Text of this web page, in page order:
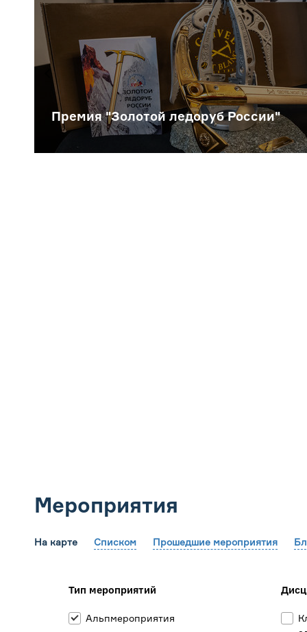
Премия "Золотой ледоруб России"
Мероприятия
На карте Списком Прошедшие мероприятия
Тип мероприятий
Альпмероприятия